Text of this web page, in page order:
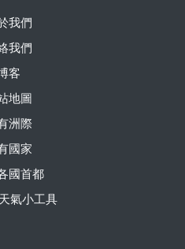
我們
我們
客
地圖
洲際
國家
國首都
氣小工具